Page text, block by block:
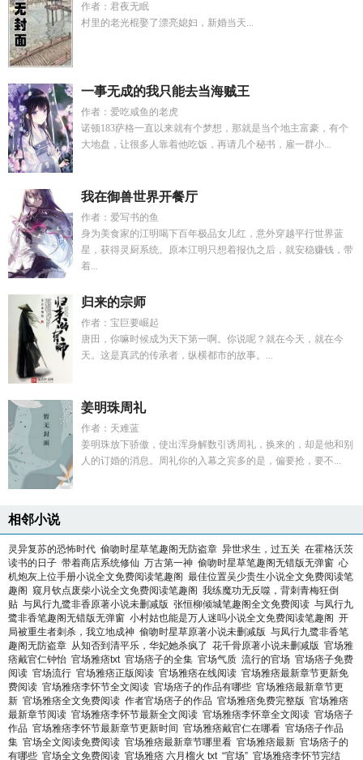
作者：君夜无眠
村里的老光棍娶了漂亮媳妇，新婚当天...
一事无成的我只能去当海贼王
作者：爱吃咸鱼的老虎
诺顿183萨格一直以来就有个梦想，那就是当个地主富豪，有个
大地盘，让很多人靠着他吃饭，再请几个秘书，雇一群小...
我在御兽世界开餐厅
作者：爱写书的鱼
身为美食家的江明喝下百年极品女儿红，意外穿越平行世界蓝
星，获得灵厨系统。原本江明只想着报仇之后，就安稳赚钱，带
着...
归来的宗师
作者：宝巨要崛起
唐田，你嘛时候成为天下第一啊。你说呢？就在今天，就在今
天。这是真武的传承者，纵横都市的故事。...
姜明珠周礼
作者：天难蓝
姜明珠放下骄傲，使出浑身解数引诱周礼，换来的，却是他和别
人的订婚的消息。周礼你的入幕之宾多的是，偏要抢，要不...
相邻小说
灵异复苏的恐怖时代 偷吻时星草笔趣阁无防盗章 异世求生，过五关 在霍格沃茨
读书的日子 带着商店系统修仙 万古第一神 偷吻时星草笔趣阁无错版无弹窗 心
机炮灰上位手册小说全文免费阅读笔趣阁 最佳位置吴少贵生小说全文免费阅读笔
趣阁 窥月钦点废柴小说全文免费阅读笔趣阁 我练魔功无反噬，背刺青梅狂倒
贴 与凤行九鹭非香原著小说未删减版 张恒柳倾城笔趣阁全文免费阅读 与凤行九
鹭非香笔趣阁无错版无弹窗 小村姑也能是万人迷吗小说全文免费阅读笔趣阁 开
局被重生者刺杀，我立地成神 偷吻时星草原著小说未删减版 与凤行九鹭非香笔
趣阁无防盗章 从知否到清平乐，华妃她杀疯了 花千骨原著小说未删减版 官场雅
痞戴官仁钟怡 官场雅痞txt 官场痞子的全集 官场气质 流行的官场 官场痞子免费
阅读 官场流行 官场雅痞正版阅读 官场雅痞在线阅读 官场雅痞最新章节更新免
费阅读 官场雅痞李怀节全文阅读 官场痞子的作品有哪些 官场雅痞最新章节更
新 官场雅痞全文免费阅读 作者官场痞子的作品 官场雅痞免费完整版 官场雅痞
最新章节阅读 官场雅痞李怀节最新全文阅读 官场雅痞李怀章全文阅读 官场痞子
作品 官场雅痞李怀节最新章节更新时间 官场雅痞戴官仁在哪看 官场痞子作品
集 官场全文阅读免费阅读 官场雅痞最新章节哪里看 官场雅痞最新 官场痞子的
有哪些 官场全文免费阅读 官场雅痞 六月榴火 txt “官场” 官场雅痞李怀节完结